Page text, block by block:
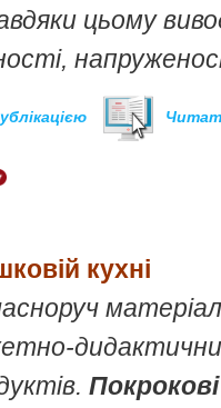
цьому
кухні
Покрокові